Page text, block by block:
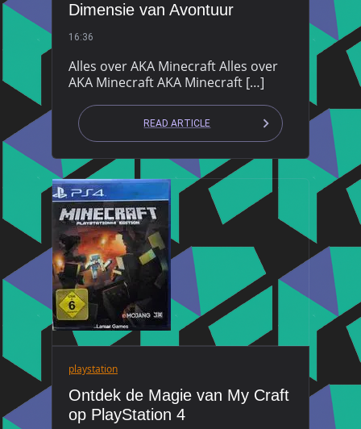
Dimensie van Avontuur
16:36
Alles over AKA Minecraft Alles over
AKA Minecraft AKA Minecraft […]
READ ARTICLE
playstation
Ontdek de Magie van My Craft
op PlayStation 4